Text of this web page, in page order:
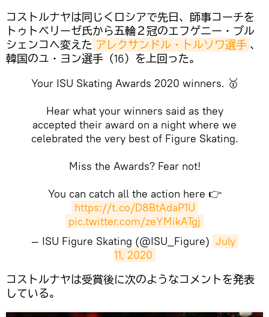
コストルナヤは同じくロシアで先日、師事コーチを
トゥトベリーゼ氏から五輪２冠のエフゲニー・プル
シェンコへ変えた アレクサンドル・トルソワ選手 、
韓国のユ・ヨン選手（16）を上回った。
Your ISU Skating Awards 2020 winners. 🥇
Hear what your winners said as they
accepted their award on a night where we
celebrated the very best of Figure Skating.
Miss the Awards? Fear not!
You can catch all the action here 👉
https://t.co/D8BtAdaP1U
pic.twitter.com/zeYMikATgj
— ISU Figure Skating (@ISU_Figure) July
11, 2020
​コストルナヤは受賞後に次のようなコメントを発表
している。